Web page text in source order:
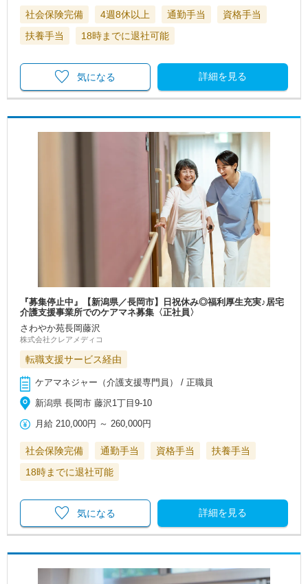
社会保険完備 4週8休以上 通勤手当
資格手当
扶養手当
18時までに退社可能
詳細を見る
気になる
『募集停止中』【新潟県／長岡市】日祝休み◎福利厚生充実♪居宅
介護支援事業所でのケアマネ募集〈正社員〉
さわやか苑長岡藤沢
株式会社クレアメディコ
転職支援サービス経由
ケアマネジャー（介護支援専門員） / 正職員
新潟県 長岡市 藤沢1丁目9-10
月給 210,000円 ～ 260,000円
社会保険完備 通勤手当 資格手当
扶養手当
18時までに退社可能
詳細を見る
気になる